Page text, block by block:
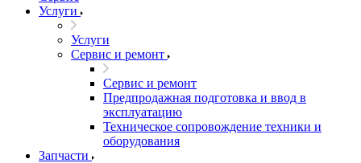
Услуги
Услуги
Сервис и ремонт
Сервис и ремонт
Предпродажная подготовка и ввод в
эксплуатацию
Техническое сопровождение техники и
оборудования
Запчасти